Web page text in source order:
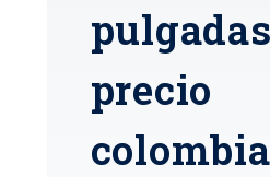
pulgadas
precio
colombia